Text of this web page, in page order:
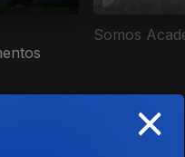
Somos
de
×